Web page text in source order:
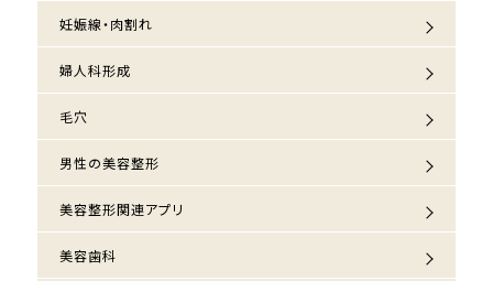
妊娠線・肉割れ
婦人科形成
毛穴
男性の美容整形
美容整形関連アプリ
美容歯科